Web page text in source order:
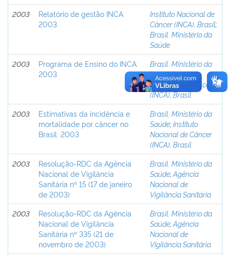
2003
Relatório de gestão INCA
2003
Instituto Nacional de
Câncer (INCA), Brasil;
Brasil. Ministério da
Saúde
2003
Programa de Ensino do INCA:
2003
Brasil. Ministério da
Saúde;Instituto
Nacional de Câncer
(INCA), Brasil
2003
Estimativas da incidência e
mortalidade por câncer no
Brasil: 2003
Brasil. Ministério da
Saúde;Instituto
Nacional de Câncer
(INCA), Brasil
2003
Resolução-RDC da Agência
Nacional de Vigilância
Sanitária nº 15 (17 de janeiro
de 2003)
Brasil. Ministério da
Saúde;Agência
Nacional de
Vigilância Sanitária
2003
Resolução-RDC da Agência
Nacional de Vigilância
Sanitária nº 335 (21 de
novembro de 2003)
Brasil. Ministério da
Saúde;Agência
Nacional de
Vigilância Sanitária